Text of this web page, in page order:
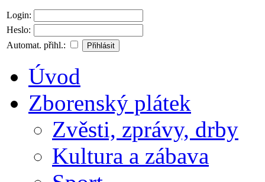
Login:
Heslo:
Automat. přihl.:
Úvod
Zborenský plátek
Zvěsti, zprávy, drby
Kultura a zábava